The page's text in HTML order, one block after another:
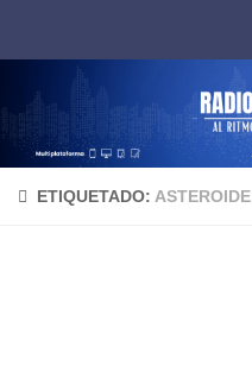
ETIQUETADO: ASTEROIDE